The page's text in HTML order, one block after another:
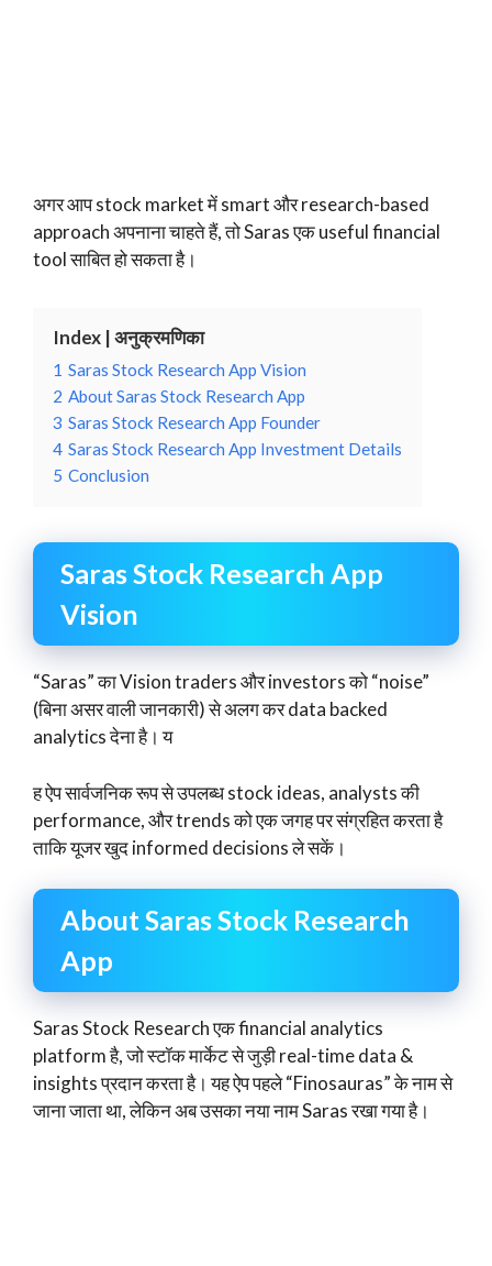
अगर आप stock market में smart और research-based
approach अपनाना चाहते हैं, तो Saras एक useful financial
tool साबित हो सकता है।
Index | अनुक्रमणिका
1 Saras Stock Research App Vision
2 About Saras Stock Research App
3 Saras Stock Research App Founder
4 Saras Stock Research App Investment Details
5 Conclusion
Saras Stock Research App
Vision
“Saras” का Vision traders और investors को “noise”
(बिना असर वाली जानकारी) से अलग कर data backed
analytics देना है। य
ह ऐप सार्वजनिक रूप से उपलब्ध stock ideas, analysts की
performance, और trends को एक जगह पर संग्रहित करता है
ताकि यूजर खुद informed decisions ले सकें।
About Saras Stock Research
App
Saras Stock Research एक financial analytics
platform है, जो स्टॉक मार्केट से जुड़ी real-time data &
insights प्रदान करता है। यह ऐप पहले “Finosauras” के नाम से
जाना जाता था, लेकिन अब उसका नया नाम Saras रखा गया है।